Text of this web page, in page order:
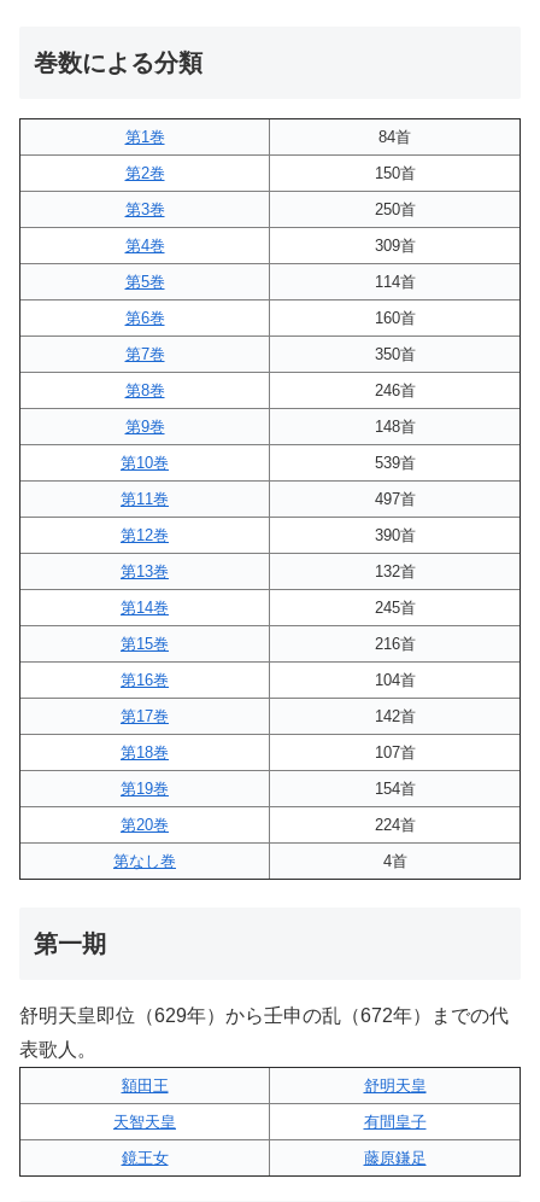
巻数による分類
第1巻
84首
第2巻
150首
第3巻
250首
第4巻
309首
第5巻
114首
第6巻
160首
第7巻
350首
第8巻
246首
第9巻
148首
第10巻
539首
第11巻
497首
第12巻
390首
第13巻
132首
第14巻
245首
第15巻
216首
第16巻
104首
第17巻
142首
第18巻
107首
第19巻
154首
第20巻
224首
第なし巻
4首
第一期
舒明天皇即位（629年）から壬申の乱（672年）までの代
表歌人。
額田王
舒明天皇
天智天皇
有間皇子
鏡王女
藤原鎌足